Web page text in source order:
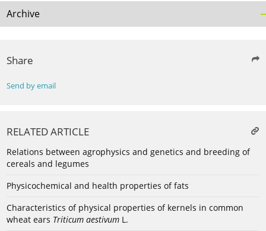
Archive
Share
Send by email
RELATED ARTICLE
Relations between agrophysics and genetics and breeding of
cereals and legumes
Physicochemical and health properties of fats
Characteristics of physical properties of kernels in common
wheat ears Triticum aestivum L.